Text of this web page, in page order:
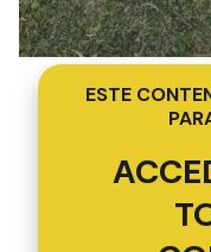
ESTE